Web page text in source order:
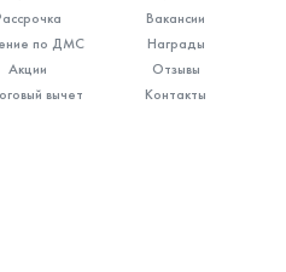
по ДМС
Акции
вычет
Вакансии
Награды
Отзывы
Контакты